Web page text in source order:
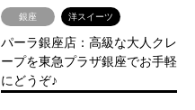
銀座 洋スイーツ
パーラ銀座店：高級な大人クレ
ープを東急プラザ銀座でお手軽
にどうぞ♪